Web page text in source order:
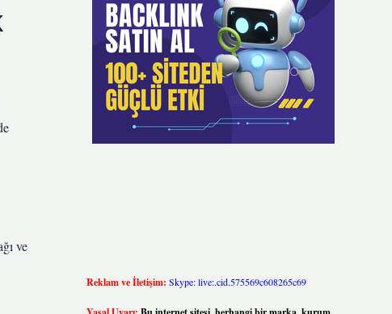
ve
Reklam ve İletişim: Skype: live:.cid.575569c608265c69